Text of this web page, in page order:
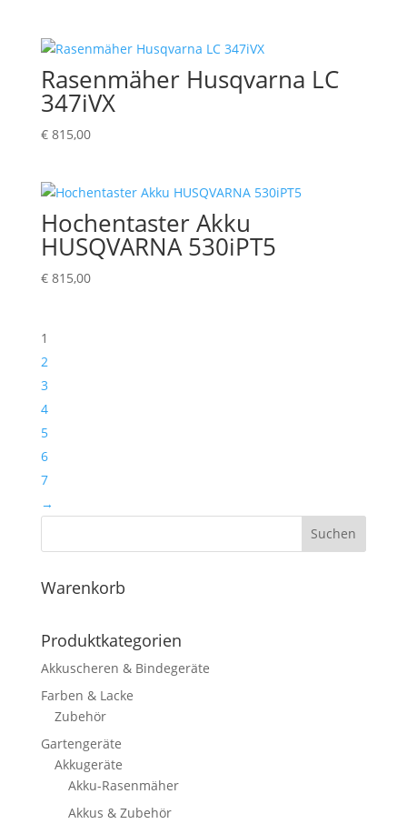
Rasenmäher Husqvarna LC
347iVX
€815,00
Hochentaster Akku
HUSQVARNA 530iPT5
€815,00
1
2
3
4
5
6
7
→
Suchen
Warenkorb
Produktkategorien
Akkuscheren & Bindegeräte
Farben & Lacke
Zubehör
Gartengeräte
Akkugeräte
Akku-Rasenmäher
Akkus & Zubehör